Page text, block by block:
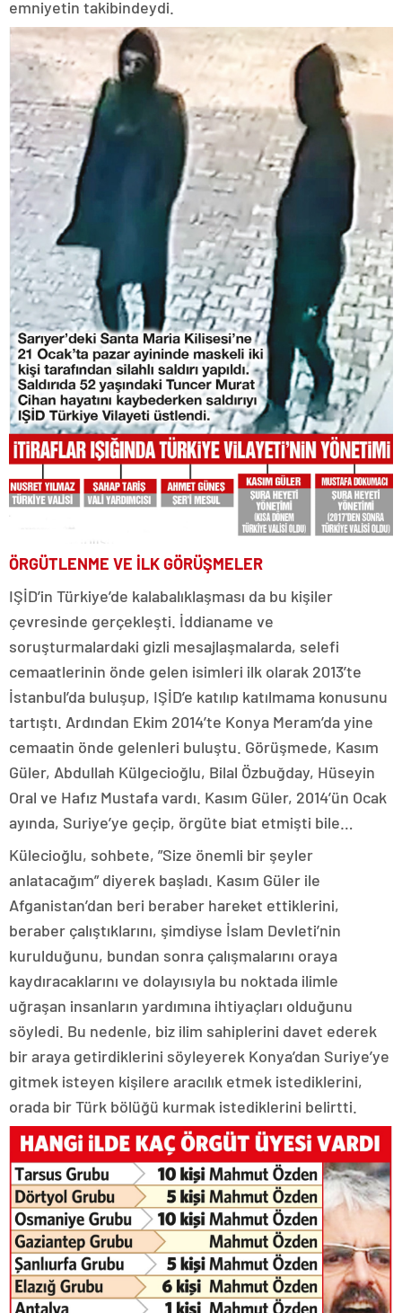
emniyetin takibindeydi.
ÖRGÜTLENME VE İLK GÖRÜŞMELER
IŞİD’in Türkiye’de kalabalıklaşması da bu kişiler
çevresinde gerçekleşti. İddianame ve
soruşturmalardaki gizli mesajlaşmalarda, selefi
cemaatlerinin önde gelen isimleri ilk olarak 2013’te
İstanbul’da buluşup, IŞİD’e katılıp katılmama konusunu
tartıştı. Ardından Ekim 2014’te Konya Meram’da yine
cemaatin önde gelenleri buluştu. Görüşmede, Kasım
Güler, Abdullah Külgecioğlu, Bilal Özbuğday, Hüseyin
Oral ve Hafız Mustafa vardı. Kasım Güler, 2014’ün Ocak
ayında, Suriye’ye geçip, örgüte biat etmişti bile…
Külecioğlu, sohbete, ”Size önemli bir şeyler
anlatacağım” diyerek başladı. Kasım Güler ile
Afganistan’dan beri beraber hareket ettiklerini,
beraber çalıştıklarını, şimdiyse İslam Devleti’nin
kurulduğunu, bundan sonra çalışmalarını oraya
kaydıracaklarını ve dolayısıyla bu noktada ilimle
uğraşan insanların yardımına ihtiyaçları olduğunu
söyledi. Bu nedenle, biz ilim sahiplerini davet ederek
bir araya getirdiklerini söyleyerek Konya’dan Suriye’ye
gitmek isteyen kişilere aracılık etmek istediklerini,
orada bir Türk bölüğü kurmak istediklerini belirtti.